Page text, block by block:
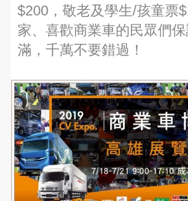
$200，敬老及學生/孩童票
家、喜歡商業車的民眾們
滿，千萬不要錯過！